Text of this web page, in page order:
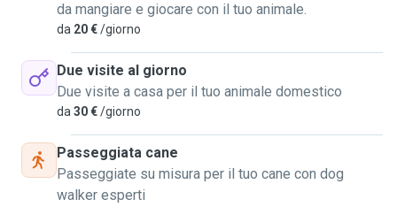
da mangiare e giocare con il tuo animale.
da 20 €/giorno
Due visite al giorno
Due visite a casa per il tuo animale domestico
da 30 €/giorno
Passeggiata cane
Passeggiate su misura per il tuo cane con dog
walker esperti